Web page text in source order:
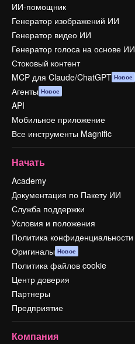
ИИ-помощник
Генератор изображений ИИ
Генератор видео ИИ
Генератор голоса на основе ИИ
Стоковый контент
MCP для Claude/ChatGPT Новое
Агенты Новое
API
Мобильное приложение
Все инструменты Magnific
Начать
Academy
Документация по Пакету ИИ
Служба поддержки
Условия и положения
Политика конфиденциальности
Оригиналы Новое
Политика файлов cookie
Центр доверия
Партнеры
Предприятие
Компания